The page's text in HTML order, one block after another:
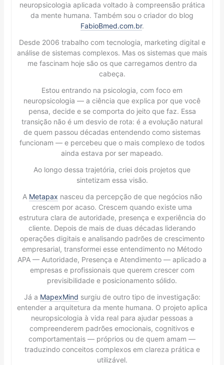
neuropsicologia aplicada voltado à compreensão prática
da mente humana. Também sou o criador do blog
FabioBmed.com.br.
Desde 2006 trabalho com tecnologia, marketing digital e
análise de sistemas complexos. Mas os sistemas que mais
me fascinam hoje são os que carregamos dentro da
cabeça.
Estou entrando na psicologia, com foco em
neuropsicologia — a ciência que explica por que você
pensa, decide e se comporta do jeito que faz. Essa
transição não é um desvio de rota: é a evolução natural
de quem passou décadas entendendo como sistemas
funcionam — e percebeu que o mais complexo de todos
ainda estava por ser mapeado.
Ao longo dessa trajetória, criei dois projetos que
sintetizam essa visão.
A Metapax nasceu da percepção de que negócios não
crescem por acaso. Crescem quando existe uma
estrutura clara de autoridade, presença e experiência do
cliente. Depois de mais de duas décadas liderando
operações digitais e analisando padrões de crescimento
empresarial, transformei esse entendimento no Método
APA — Autoridade, Presença e Atendimento — aplicado a
empresas e profissionais que querem crescer com
previsibilidade e posicionamento sólido.
Já a MapexMind surgiu de outro tipo de investigação:
entender a arquitetura da mente humana. O projeto aplica
neuropsicologia à vida real para ajudar pessoas a
compreenderem padrões emocionais, cognitivos e
comportamentais — próprios ou de quem amam —
traduzindo conceitos complexos em clareza prática e
utilizável.